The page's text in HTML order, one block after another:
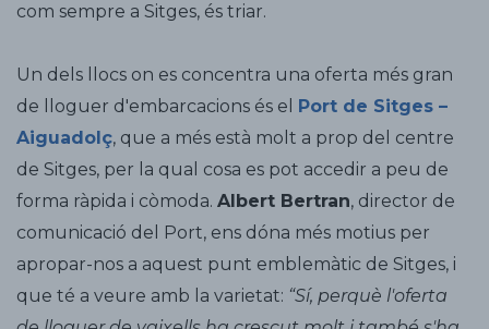
com sempre a Sitges, és triar.
Un dels llocs on es concentra una oferta més gran
de lloguer d'embarcacions és el
Port de Sitges –
Aiguadolç, que a més està molt a prop del centre
de Sitges, per la qual cosa es pot accedir a peu de
forma ràpida i còmoda. Albert Bertran, director de
comunicació del Port, ens dóna més motius per
apropar-nos a aquest punt emblemàtic de Sitges, i
que té a veure amb la varietat: “Sí, perquè l'oferta